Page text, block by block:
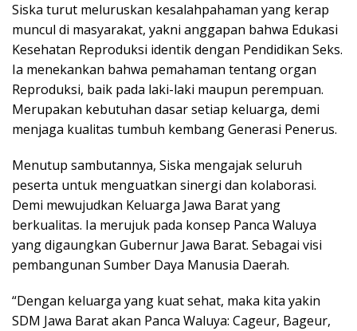
Siska turut meluruskan kesalahpahaman yang kerap
muncul di masyarakat, yakni anggapan bahwa Edukasi
Kesehatan Reproduksi identik dengan Pendidikan Seks.
Ia menekankan bahwa pemahaman tentang organ
Reproduksi, baik pada laki-laki maupun perempuan.
Merupakan kebutuhan dasar setiap keluarga, demi
menjaga kualitas tumbuh kembang Generasi Penerus.
Menutup sambutannya, Siska mengajak seluruh
peserta untuk menguatkan sinergi dan kolaborasi.
Demi mewujudkan Keluarga Jawa Barat yang
berkualitas. Ia merujuk pada konsep Panca Waluya
yang digaungkan Gubernur Jawa Barat. Sebagai visi
pembangunan Sumber Daya Manusia Daerah.
“Dengan keluarga yang kuat sehat, maka kita yakin
SDM Jawa Barat akan Panca Waluya: Cageur, Bageur,